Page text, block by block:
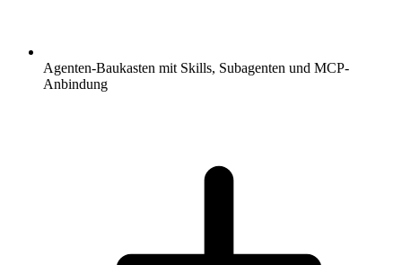
Agenten-Baukasten mit Skills, Subagenten und MCP-
Anbindung